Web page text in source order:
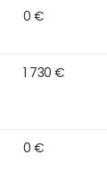
0 €
1 730 €
0 €